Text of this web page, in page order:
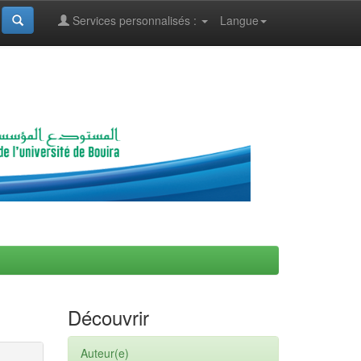
Langue
Services personnalisés :
Découvrir
Auteur(e)